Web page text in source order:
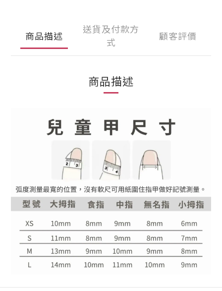
商品描述
送貨及付款方
式
顧客評價
商品描述